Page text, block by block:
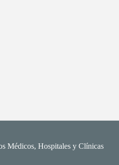
Médicos, Hospitales y Clínicas